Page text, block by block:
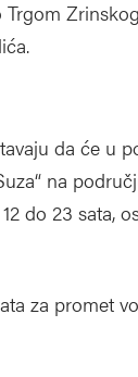
da će u
na
do 23 sata,
za promet